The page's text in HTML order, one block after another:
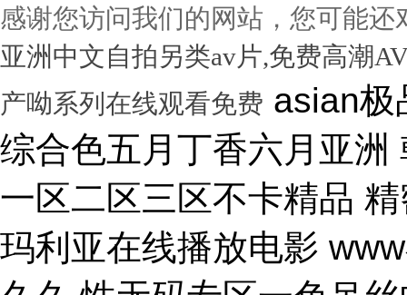
感谢您访问我们的网站，您可能还
亚洲中文自拍另类av片,免费高潮
产呦系列在线观看免费 asian极品呦女xx 黑人尻亚洲女人 激情综合色五月丁香六月亚洲 韩国激情电影华丽的外出 国产一区二区三区不卡精品 精密机械一区二区三区天堂 小泽玛利亚在线播放电影 www在线一区 国产v综合v亚洲欧美久久 性无码专区一色吊丝中文字幕 朝鲜美女黑毛bbw 大香蕉伊人手机在线观看 色国产在线视频一区二区 亚洲无人区天空码头IV 天天躁夜夜躁狠狠躁99 15min摘花出血视频 免费男女黑网站 国产综合精品久久99之一 蜜桃臀无码内射一区二区三区 国产色情18一20岁片a片 正在播放骚 湿 无码福利一区二区不卡片 人人妻人人澡人人爽精品日 日本1区2区3区4区国色 口国产成人高清在线播放 精品一区二区三区在线观看 影音先锋aⅤ无码资源网 男生使劲操女生喷水视频 久久91久久久久久久久 欧美乱妇高清无乱码免费 人与兽黄色视频 免费男人日女人 高潮来了 用力黄片入口 久久精品国产亚洲成人av 中国鸡巴插屄屄 国产精品视频一区啪啪啪 国产精品成人无码视频 亚洲一区二区三区电影在线 亚洲成人无码77777 日韩一中文字幕在线视频 大鸡吧逼逼碰撞 美女被干777 全彩无码里番本子库 国产成人无码a区视频在线观看 玩弄放荡人妻一区二区三 黑丝美女自慰被大鸡巴操 日韩精品一区 久久亚洲av不卡一区二区 操你骚逼www 理论片午午伦夜理片久久 中文字幕无码亚洲a人片 美女操大黑鸡巴 老色鬼久久亚洲av按摩 欧美美女人体艺术 逼逼逼逼啊啊嗯嗯啊视频 69成人免费视频无码专区 免费又爽又大又高潮视频 欧美日韩一二三区在线视频 亚洲精品中文字幕第十页 青青操在线观看国产视频 色婷婷亚洲十月十月色天 啊啊啊湿了视频在线观看 三十路四十路五十路熟女 国产一区二区在线观看天堂 女人张开腿让男人桶视频 bibi av 日本69视频在线免费观看 无码人妻一区二区三区一 在线观看激情av一区二区 日日天天日天天谢天天日 国产迷晕三个美女的网站 一本到在线观看免费收看 国产亚洲无遮挡美女视频 日本网站在线观看一区二区 肏 少 妇 屄 在 线 丝袜制服shemale 美女裸体爆乳张开腿喷水 免费看成人午夜福利专区 gv在线无码男男gay 国产重口老太和变态小伙 随时都能干的校园运动会 VIP可见久久伊人婷婷 国产一级毛片一区二区视频 国产精品久久99简爱亚洲 吧吧吧影院伦理片在线观看 国产精品一二三四区视频 日韩区一区二在线观看视频 黄色片《男人操女人逼》 大香蕉久久日韩91蜜桃 30年驾龄老司机告诉你 91亚洲国产成人精品看片 把屌插进女人的逼里视频 大香蕉porn在线视频 成人性生交大片免费看96 最新亚洲人成无码网www电影 男生机桶女生小穴的视频 久久综合给合久久狠狠狠 国产呦系列一区二区三区 国产特级看欧美日韩中文 欧美大肉棒抽插骚逼视频 国产又色又爽无遮挡免费 男人天堂久久久一区二区 日本人与黑人牲交交免费 亚洲大片免费资源网站片 国产精品原创巨av 性感美女被操逼 美女污骚逼喷水白虎白浆 久久久久亚洲日本欧美视频 天天摸夜夜摸夜夜狠狠添 五险交满15能领多少钱 国产一卡二卡三卡四卡兔 国产综合23p 中国东北老熟妇做爰网视频 一级国产片在线观看免费 欧美黑人欧美精品刺激 激情综合色综合啪啪开心 群交视频大鸡巴 国产三级精品三级男人的天堂 么公在果树林征服了小雪 解开奶罩吸奶头高潮AV 丰满多毛的少妇 国产精品亚洲一区二区久久 黑人和中国熟女啪啪视频 香蕉视频成人网在线观看 荷兰小妓女高潮βbbw 日韩一区二区经典在线视频 学长让我夹震蛋自慰给他看 WWW亚洲精品久久久乳 免费看点www逼里逼里 手机亚洲第一页 夫妻性生活黄色一级大片 久久综合九色 免费看欧美日韩特级黄片 美女高潮久久免费观看国产 又粗又大又硬毛片免费看 欧美日韩成人大片p内射 草莓视频成视频在线观看 无码专区 人妻系列 在线 日本不卡一区二区三区四区 三级片在线观看国产三级 办公室国产a国产片免费 久久无码!视频 国产成年无码aⅤ片在线 大鸡巴插美女小穴动态图 国产亚洲aaa在线观看 一级二级三一片内射视频 在线观看欧美视频一区二区 被玩环了外高冷老师动漫 动漫男女操鸡巴射精网站 啊啊啊啊大鸡巴操我视频 婷婷综合久久中文字幕蜜桃三电影 色婷五月综激情亚洲综合 久久精品国产自清天天线 日本免费播放一区二区视频 丰满多毛的少妇 舔骚妇淫穴网站 最好看免费观看高清大全 99国产欧美另类久久片 人体艺术在线观看 成在人线视频男人的天堂 国产成人视a片品免费 东京热无码av一区二区 一道本中文字幕在线观看 嗯～好爽射进去强奸啊～ 真人作爱试看120分钟 在线观看国产三级片视频 国产极品高颜值美女到高潮 国产精品高清国产三级av 久久久无码专区中文字幕 推特网红91露出樱桃味 日本不卡码一区二区三区 小骚逼啪啪视频 男男无专砖码高清在线观看 亚洲精